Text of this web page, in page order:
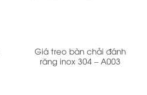
Giá treo bàn chải đánh
răng inox 304 – A003